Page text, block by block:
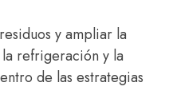
y ampliar la
refrigeración y la
de las estrategias